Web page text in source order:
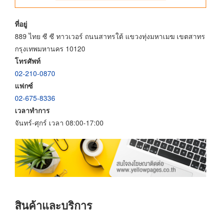
ที่อยู่
889 ไทย ซี ซี ทาวเวอร์ ถนนสาทรใต้ แขวงทุ่งมหาเมฆ เขตสาทร
กรุงเทพมหานคร 10120
โทรศัพท์
02-210-0870
แฟกซ์
02-675-8336
เวลาทำการ
จันทร์-ศุกร์ เวลา 08:00-17:00
สินค้าและบริการ